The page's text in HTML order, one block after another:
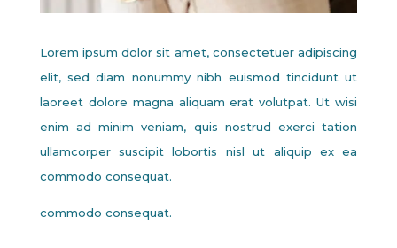
Lorem ipsum dolor sit amet, consectetuer adipiscing
elit, sed diam nonummy nibh euismod tincidunt ut
laoreet dolore magna aliquam erat volutpat. Ut wisi
enim ad minim veniam, quis nostrud exerci tation
ullamcorper suscipit lobortis nisl ut aliquip ex ea
commodo consequat.
commodo consequat.